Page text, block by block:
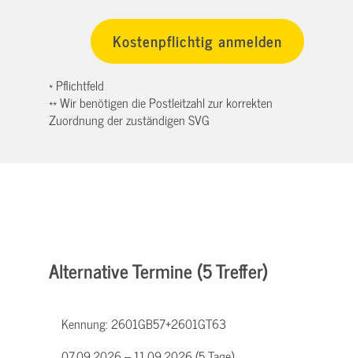
* Pflichtfeld
** Wir benötigen die Postleitzahl zur korrekten
Zuordnung der zuständigen SVG
Alternative Termine (5 Treffer)
Kennung:2601GB57+2601GT63